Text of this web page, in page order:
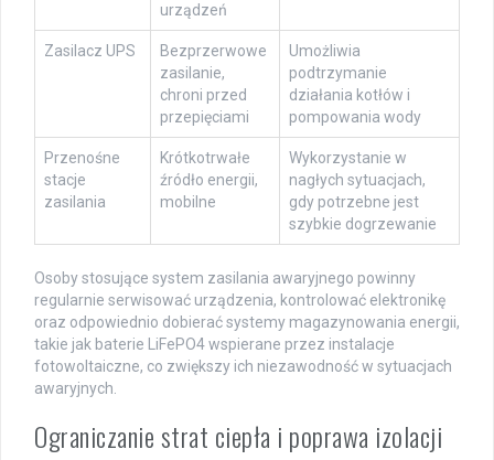
urządzeń
Zasilacz UPS
Bezprzerwowe
zasilanie,
chroni przed
przepięciami
Umożliwia
podtrzymanie
działania kotłów i
pompowania wody
Przenośne
stacje
zasilania
Krótkotrwałe
źródło energii,
mobilne
Wykorzystanie w
nagłych sytuacjach,
gdy potrzebne jest
szybkie dogrzewanie
Osoby stosujące system zasilania awaryjnego powinny
regularnie serwisować urządzenia, kontrolować elektronikę
oraz odpowiednio dobierać systemy magazynowania energii,
takie jak baterie LiFePO4 wspierane przez instalacje
fotowoltaiczne, co zwiększy ich niezawodność w sytuacjach
awaryjnych.
Ograniczanie strat ciepła i poprawa izolacji